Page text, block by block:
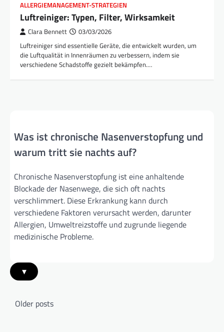
ALLERGIEMANAGEMENT-STRATEGIEN
Luftreiniger: Typen, Filter, Wirksamkeit
Clara Bennett 03/03/2026
Luftreiniger sind essentielle Geräte, die entwickelt wurden, um
die Luftqualität in Innenräumen zu verbessern, indem sie
verschiedene Schadstoffe gezielt bekämpfen.…
Was ist chronische Nasenverstopfung und
warum tritt sie nachts auf?
Chronische Nasenverstopfung ist eine anhaltende
Blockade der Nasenwege, die sich oft nachts
verschlimmert. Diese Erkrankung kann durch
verschiedene Faktoren verursacht werden, darunter
Allergien, Umweltreizstoffe und zugrunde liegende
medizinische Probleme.
▾
Posts
Older posts